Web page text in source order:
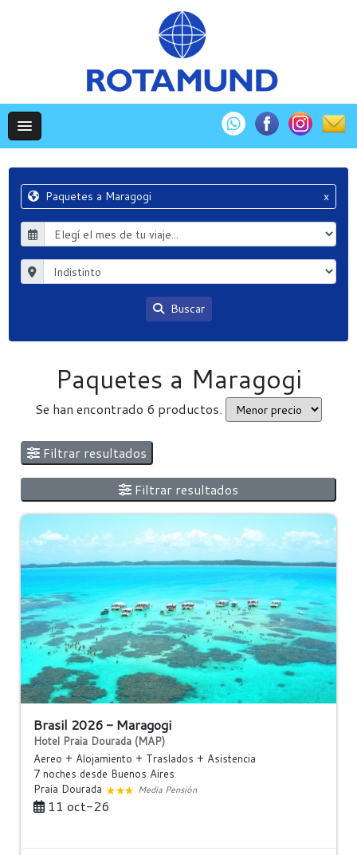
Paquetes a Maragogi x
Buscar
Paquetes a Maragogi
Se han encontrado 6 productos.
Filtrar resultados
Filtrar resultados
Brasil 2026 - Maragogi
Hotel Praia Dourada (MAP)
Aereo + Alojamiento + Traslados + Asistencia
7 noches desde Buenos Aires
Praia Dourada
Media Pensión
11 oct-26